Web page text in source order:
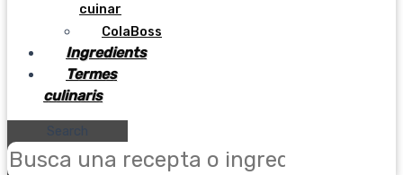
cuinar
ColaBoss
Ingredients
Termes
culinaris
Search